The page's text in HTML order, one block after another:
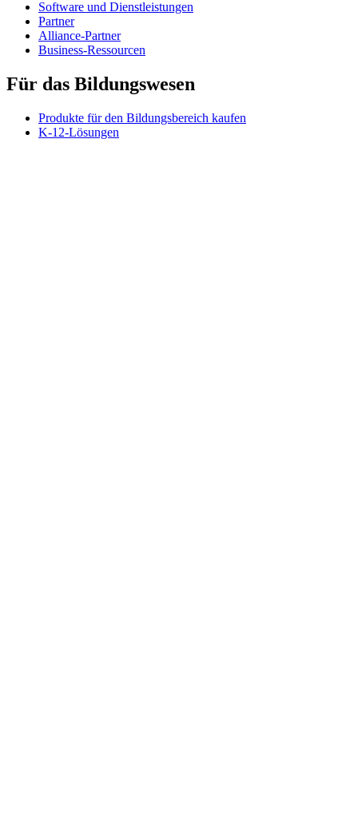
Software und Dienstleistungen
Partner
Alliance-Partner
Business-Ressourcen
Für das Bildungswesen
Produkte für den Bildungsbereich kaufen
K-12-Lösungen